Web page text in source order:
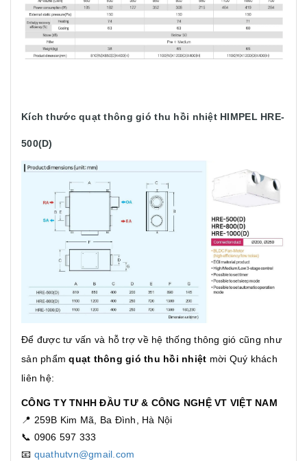
Kích thước quạt thông gió thu hồi nhiệt HIMPEL HRE-
500(D)
Để được tư vấn và hỗ trợ về hệ thống thông gió cũng như
sản phẩmquạt thông gió thu hồi nhiệt mời Quý khách
liên hệ:
CÔNG TY TNHH ĐẦU TƯ & CÔNG NGHỆ VT VIỆT NAM
📍 259B Kim Mã, Ba Đình, Hà Nội
📞 0906 597 333
📧 quathutvn@gmail.com